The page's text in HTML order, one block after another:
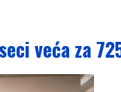
veća za